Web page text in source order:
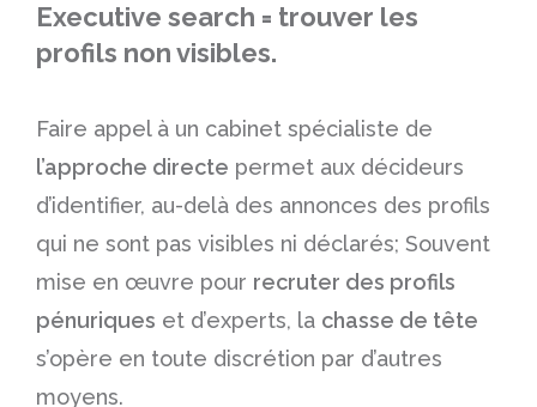
Executive search = trouver les
profils non visibles.
Faire appel à un cabinet spécialiste de
l’approche directe permet aux décideurs
d’identifier, au-delà des annonces des profils
qui ne sont pas visibles ni déclarés; Souvent
mise en œuvre pour recruter des profils
pénuriques et d’experts, la chasse de tête
s’opère en toute discrétion par d’autres
moyens.